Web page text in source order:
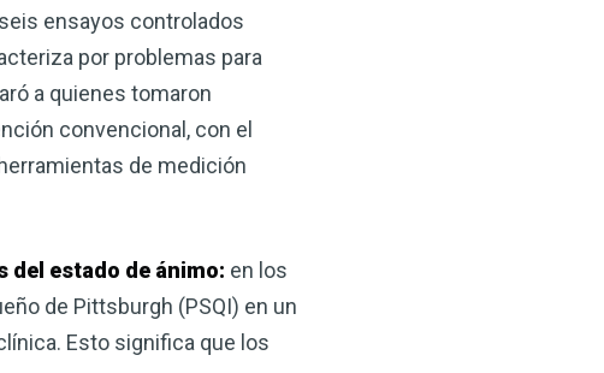
ensayos controlados
por problemas para
a quienes tomaron
convencional, con el
de medición
del estado de ánimo: en los
de Pittsburgh (PSQI) en un
Esto significa que los